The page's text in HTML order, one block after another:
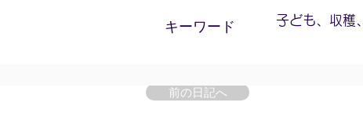
​キーワード 子ども、収穫
前の日記へ